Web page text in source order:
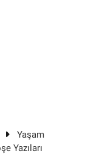
Yaşam
Yazıları